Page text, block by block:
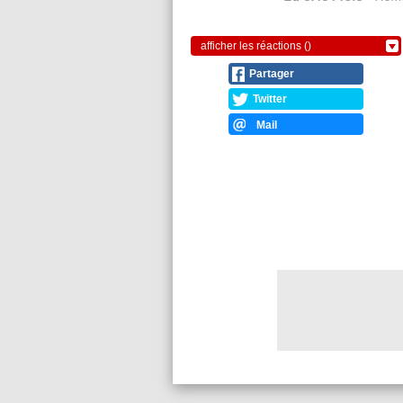
afficher les réactions ()
Partager
Twitter
Mail